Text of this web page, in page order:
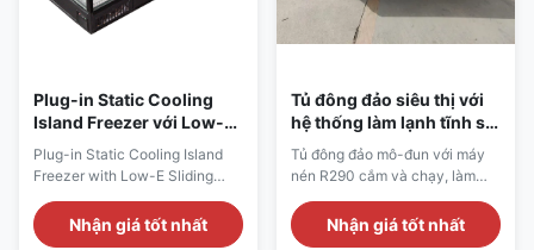
Plug-in Static Cooling
Island Freezer với Low-E
Sliding Glass
Plug-in Static Cooling Island
Freezer with Low-E Sliding
island freezer is a self-
contained plug-in model with
Nhận giá tốt nhất
Tủ đông đảo siêu thị với
hệ thống làm lạnh tĩnh sử
dụng môi chất lạnh R290
và chức năng tự động rã
Tủ đông đảo mô-đun với máy
nén R290 cắm và chạy, làm
đông tự động và màu sắc có
thể tùy chỉnh. Chứng nhận
Nhận giá tốt nhất